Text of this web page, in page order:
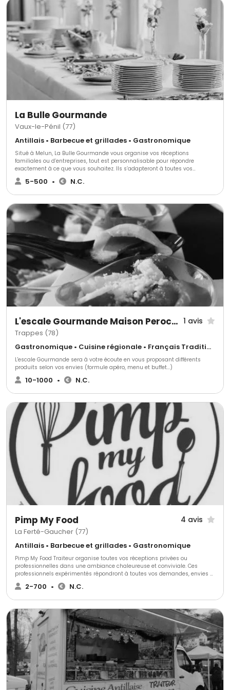
La Bulle Gourmande
Vaux-le-Pénil (77)
Antillais • Barbecue et grillades • Gastronomique
Situé à Melun, La Bulle Gourmande vous organise vos réceptions
familiales ou d’entreprises, tout est personnalisable pour répondre
exactement à ce que vous souhaitez. Ils s’adapteront à toutes vos
exigences vous proposant un large choix de services.
5-500 • N.C.
L'escale Gourmande Maison Perochon 1 avis
Trappes (78)
Gastronomique • Cuisine régionale • Français Traditionnel
L'escale Gourmande sera à votre écoute en vous proposant différents
produits selon vos envies (formule apéro, menu et buffet...)
10-1000 • N.C.
Pimp My Food 4 avis
La Ferté-Gaucher (77)
Antillais • Barbecue et grillades • Gastronomique
Pimp My Food Traiteur organise toutes vos réceptions privées ou
professionnelles dans une ambiance chaleureuse et conviviale. Ces
professionnels expérimentés répondront à toutes vos demandes, envies et
s’adapteront à toutes vos exigences pour réaliser exactement ce que vous
souhaitez et faire de votre projet un moment inoubliable et unique.
2-700 • N.C.